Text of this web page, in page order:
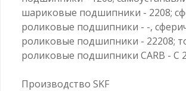
шариковые подшипники - 2208;
роликовые подшипники - -,
роликовые подшипники - 22208;
роликовые подшипники CARB - C
Производство SKF